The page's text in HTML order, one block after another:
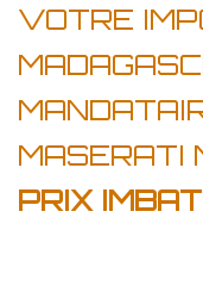
VOTRE
MASERATI
PRIX